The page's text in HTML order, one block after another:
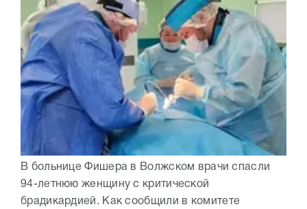
В больнице Фишера в Волжском врачи спасли
94-летнюю женщину с критической
брадикардией. Как сообщили в комитете